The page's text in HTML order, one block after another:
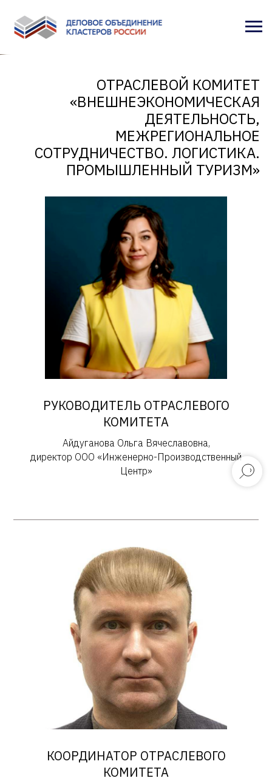
ОТРАСЛЕВОЙ КОМИТЕТ
«ВНЕШНЕЭКОНОМИЧЕСКАЯ
ДЕЯТЕЛЬНОСТЬ,
МЕЖРЕГИОНАЛЬНОЕ
СОТРУДНИЧЕСТВО. ЛОГИСТИКА.
ПРОМЫШЛЕННЫЙ ТУРИЗМ»
РУКОВОДИТЕЛЬ ОТРАСЛЕВОГО
КОМИТЕТА
Айдуганова Ольга Вячеславовна,
директор ООО «Инженерно-Производственный
Центр»
КООРДИНАТОР ОТРАСЛЕВОГО
КОМИТЕТА